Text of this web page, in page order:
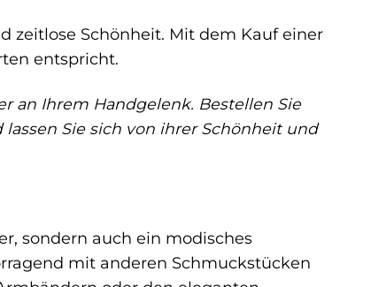
zeitlose Schönheit. Mit dem Kauf einer
entspricht.
an Ihrem Handgelenk. Bestellen Sie
Sie sich von ihrer Schönheit und
sondern auch ein modisches
mit anderen Schmuckstücken